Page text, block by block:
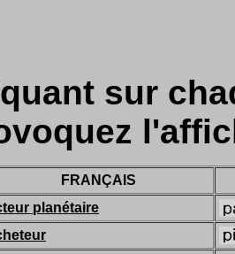
sur
FRANÇAIS
planétaire